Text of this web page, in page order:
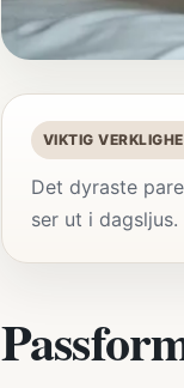
VIKTIG
Det dyraste
ser ut i